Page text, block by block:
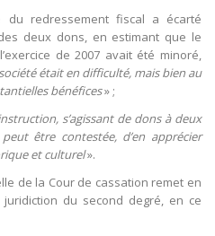
du redressement fiscal a écarté
deux dons, en estimant que le
de 2007 avait été minoré,
était en difficulté, mais bien au
bénéfices» ;
s’agissant de dons à deux
être contestée, d’en apprécier
et culturel».
de la Cour de cassation remet en
du second degré, en ce